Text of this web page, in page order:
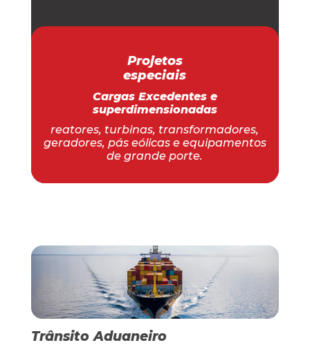
Projetos
especiais
Cargas Excedentes e
superdimensionadas
reatores, turbinas, transformadores,
geradores, pás eólicas e equipamentos
de grande porte.
Trânsito Aduaneiro